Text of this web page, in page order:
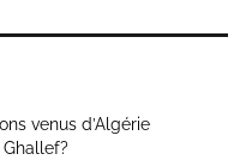
venus d’Algérie